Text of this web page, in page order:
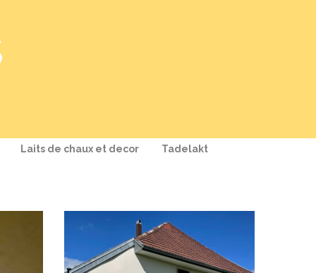
CHAUX/CHANVRE
POURLaits de chaux et decor
Tadelakt